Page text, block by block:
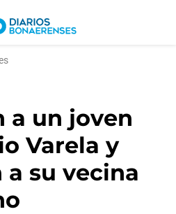
a un joven
Varela y
su vecina